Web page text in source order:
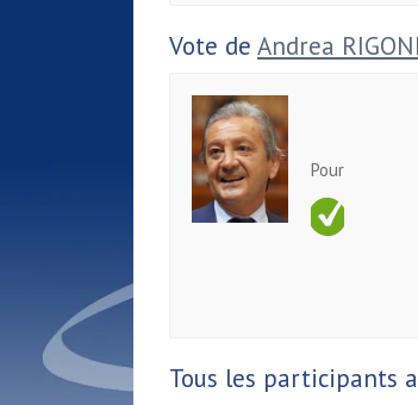
Vote de Andrea RIGONI
Pour
Tous les participants